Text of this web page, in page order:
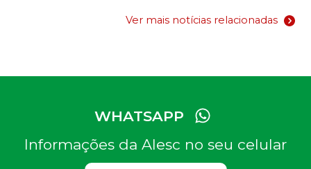
Ver mais notícias relacionadas
WHATSAPP
Informações da Alesc no seu celular